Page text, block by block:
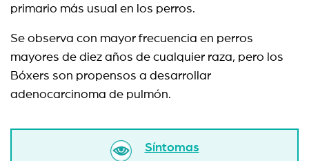
primario más usual en los perros.
Se observa con mayor frecuencia en perros
mayores de diez años de cualquier raza, pero los
Bóxers son propensos a desarrollar
adenocarcinoma de pulmón.
Síntomas